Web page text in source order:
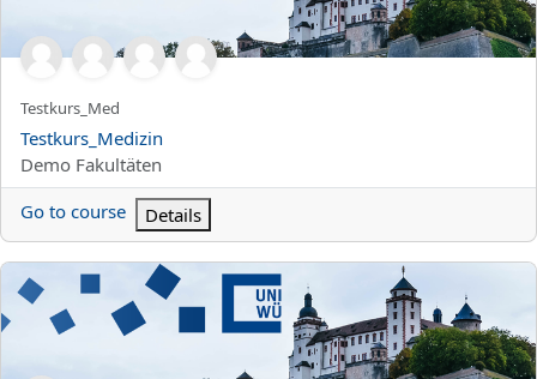
Kursun kısa adı
Testkurs_Med
Kurs Adı
Testkurs_Medizin
Kurs kategorisi
Demo Fakultäten
Go to course
Details
Demo Stefan Schulz